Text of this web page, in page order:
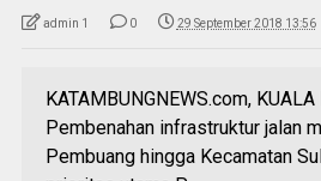
admin 1 0 29 September 2018 13:56
KATAMBUNGNEWS.com,
Pembenahan infrastruktur jalan
Pembuang hingga Kecamatan